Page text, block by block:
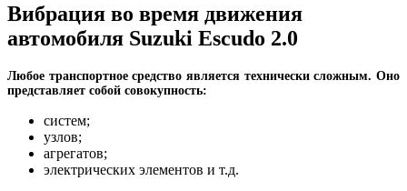
Вибрация во время движения
автомобиля Suzuki Escudo 2.0
Любое транспортное средство является технически сложным. Оно
представляет собой совокупность:
систем;
узлов;
агрегатов;
электрических элементов и т.д.